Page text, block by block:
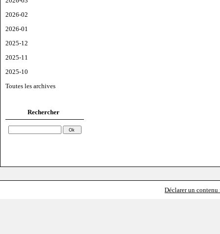
2026-02
2026-01
2025-12
2025-11
2025-10
Toutes les archives
Rechercher
Déclarer un